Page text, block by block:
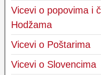
Vicevi o popovima i
Hodžama
Vicevi o Poštarima
Vicevi o Slovencima